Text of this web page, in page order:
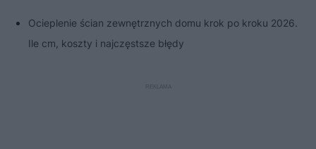
Ocieplenie ścian zewnętrznych domu krok po kroku 2026.
Ile cm, koszty i najczęstsze błędy